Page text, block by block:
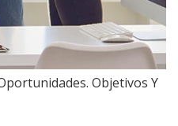
Objetivos Y